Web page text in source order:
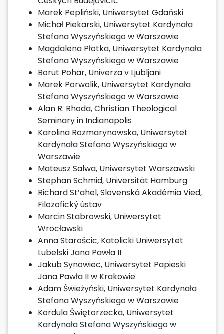
Marek Pepliński, Uniwersytet Gdański
Michał Piekarski, Uniwersytet Kardynała
Stefana Wyszyńskiego w Warszawie
Magdalena Płotka, Uniwersytet Kardynała
Stefana Wyszyńskiego w Warszawie
Borut Pohar, Univerza v Ljubljani
Marek Porwolik, Uniwersytet Kardynała
Stefana Wyszyńskiego w Warszawie
Alan R. Rhoda, Christian Theological
Seminary in Indianapolis
Karolina Rozmarynowska, Uniwersytet
Kardynała Stefana Wyszyńskiego w
Warszawie
Mateusz Salwa, Uniwersytet Warszawski
Stephan Schmid, Universität Hamburg
Richard St’ahel, Slovenská Akadémia Vied,
Filozofický ústav
Marcin Stabrowski, Uniwersytet
Wrocławski
Anna Starościc, Katolicki Uniwersytet
Lubelski Jana Pawła II
Jakub Synowiec, Uniwersytet Papieski
Jana Pawła II w Krakowie
Adam Świeżyński, Uniwersytet Kardynała
Stefana Wyszyńskiego w Warszawie
Kordula Świętorzecka, Uniwersytet
Kardynała Stefana Wyszyńskiego w